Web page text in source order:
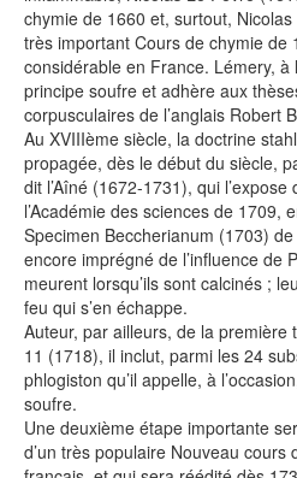
chymie de 1660 et, surtout,
très important Cours de chymie de
considérable en France. Lémery,
principe soufre et adhère aux
corpusculaires de l’anglais Robert
Au XVIIIème siècle, la doctrine
propagée, dès le début du siècle,
dit l’Aîné (1672-1731), qui
l’Académie des sciences de 1709,
Specimen Beccherianum (1703)
encore imprégné de l’influence de
meurent lorsqu’ils sont calcinés ;
feu qui s’en échappe.
Auteur, par ailleurs, de la première
11 (1718), il inclut, parmi les 24
phlogiston qu’il appelle, à
soufre.
Une deuxième étape importante
d’un très populaire Nouveau